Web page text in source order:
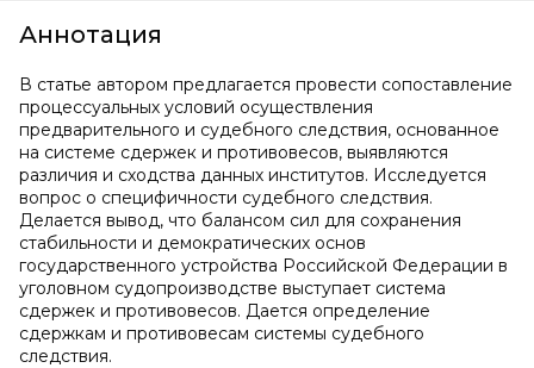
Аннотация
В статье автором предлагается провести сопоставление
процессуальных условий осуществления
предварительного и судебного следствия, основанное
на системе сдержек и противовесов, выявляются
различия и сходства данных институтов. Исследуется
вопрос о специфичности судебного следствия.
Делается вывод, что балансом сил для сохранения
стабильности и демократических основ
государственного устройства Российской Федерации в
уголовном судопроизводстве выступает система
сдержек и противовесов. Дается определение
сдержкам и противовесам системы судебного
следствия.